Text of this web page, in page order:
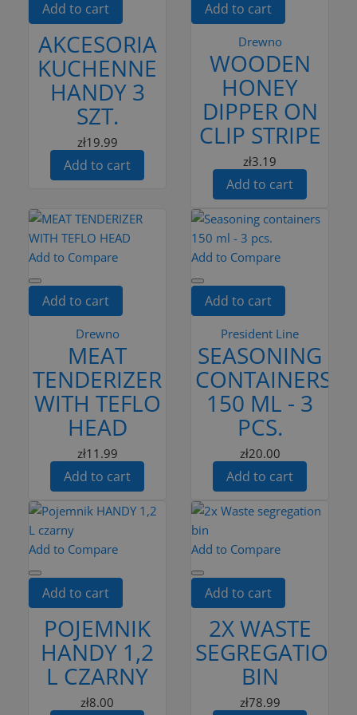
Add to cart
AKCESORIA
KUCHENNE
HANDY 3
SZT.
zł19.99
Add to cart
Add to cart
Drewno
WOODEN
HONEY
DIPPER ON
CLIP STRIPE
zł3.19
Add to cart
Add to Compare
Add to cart
Drewno
MEAT
TENDERIZER
WITH TEFLO
HEAD
zł11.99
Add to cart
Add to Compare
Add to cart
President Line
SEASONING
CONTAINERS
150 ML - 3
PCS.
zł20.00
Add to cart
Add to Compare
Add to cart
POJEMNIK
HANDY 1,2
L CZARNY
zł8.00
Add to Compare
Add to cart
2X WASTE
SEGREGATION
BIN
zł78.99